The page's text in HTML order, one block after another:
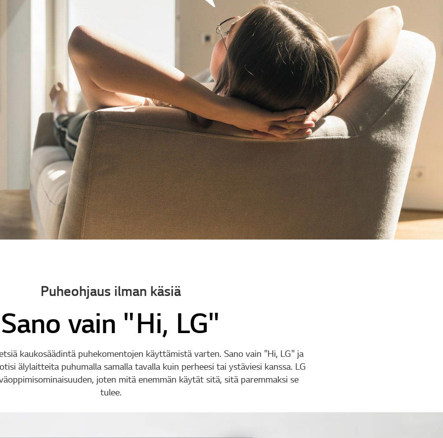
Puheohjaus ilman käsiä
Sano vain "Hi, LG"
kaukosäädintä puhekomentojen käyttämistä varten. Sano vain "Hi, LG" ja
älylaitteita puhumalla samalla tavalla kuin perheesi tai ystäviesi kanssa. LG
joten mitä enemmän käytät sitä, sitä paremmaksi se
tulee.